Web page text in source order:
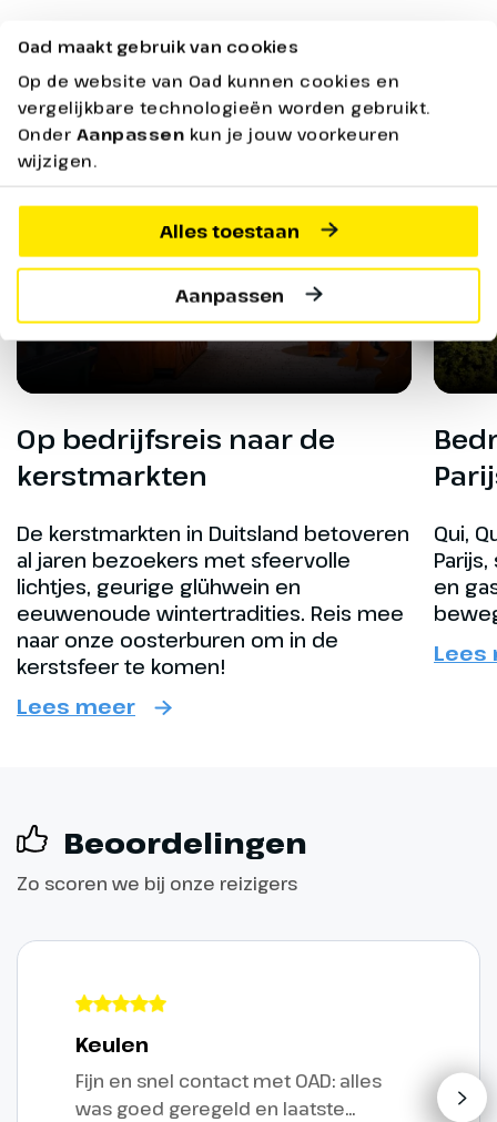
Oad maakt gebruik van cookies
Op de website van Oad kunnen cookies en
vergelijkbare technologieën worden gebruikt.
Onder Aanpassen kun je jouw voorkeuren
wijzigen.
Alles toestaan
Aanpassen
Op bedrijfsreis naar de
kerstmarkten
De kerstmarkten in Duitsland betoveren
al jaren bezoekers met sfeervolle
lichtjes, geurige glühwein en
eeuwenoude wintertradities. Reis mee
naar onze oosterburen om in de
kerstsfeer te komen!
Lees meer
Qui,
en
Lees
Beoordelingen
Zo scoren we bij onze reizigers
Keulen
Fijn en snel contact met OAD: alles
was goed geregeld en laatste